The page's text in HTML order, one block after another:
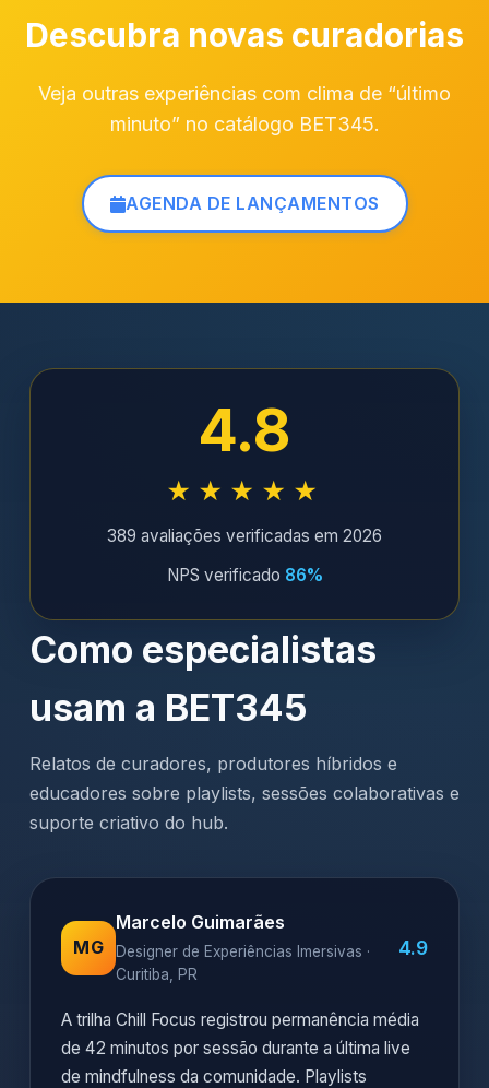
Descubra novas curadorias
Veja outras experiências com clima de “último
minuto” no catálogo BET345.
AGENDA DE LANÇAMENTOS
4.8
★★★★★
389 avaliações verificadas em 2026
NPS verificado 86%
Como especialistas
usam a BET345
Relatos de curadores, produtores híbridos e
educadores sobre playlists, sessões colaborativas e
suporte criativo do hub.
MG
Marcelo Guimarães
Designer de Experiências Imersivas ·
Curitiba, PR
4.9
A trilha Chill Focus registrou permanência média
de 42 minutos por sessão durante a última live
de mindfulness da comunidade. Playlists